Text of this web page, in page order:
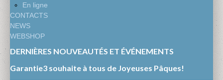
En ligne
CONTACTS
NEWS
WEBSHOP
DERNIÈRES NOUVEAUTÉS ET ÉVÉNEMENTS
Garantie3 souhaite à tous de Joyeuses Pâques!